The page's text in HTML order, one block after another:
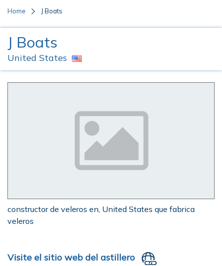
Home J Boats
J Boats
United States
constructor de veleros en, United States que fabrica
veleros
Visite el sitio web del astillero